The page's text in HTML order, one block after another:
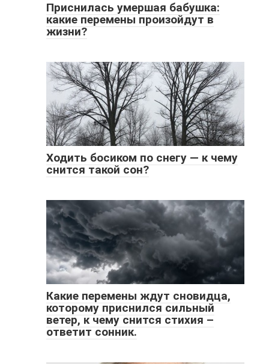
Приснилась умершая бабушка:
какие перемены произойдут в
жизни?
Ходить босиком по снегу — к чему
снится такой сон?
Какие перемены ждут сновидца,
которому приснился сильный
ветер, к чему снится стихия –
ответит сонник.